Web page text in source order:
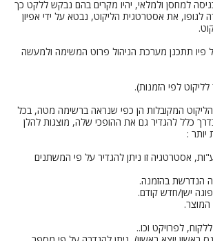
למחסן ולמלאי, יהיו מקרים בהם נבקש ללקט כך
את אסטרטגית הליקוט, נבטא על ידי אפיון
פיו תתכנן מערכת הניהול פרוט המשימה ולמעשה
לפי הזמנות).
המקובלות הן כפי שנראה ברשימה מטה, בכל
כלל להגדיר גם את ההופכי שלה, מוצגות להלן
יותר :
אסטרטגיה זו ניתן להגדיר על פי המשתנים
הנדרשת בהזמנה.
ישן/חדש קודם.
המוצר.
לפרויקט וכו..